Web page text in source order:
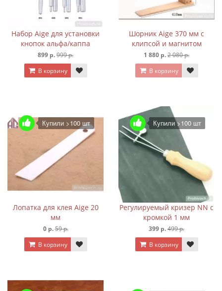
Набор Aige для установки
кнопок альфа/каппа
899 р.999 р.
В корзину
Шорник Aige 370 мм с
клипсой и магнитом
1 880 р.2 080 р.
В корзину
Купили >100 шт
Лопатка для клея Aige 20
мм
0 р.59 р.
В корзину
Купили >100 шт
Регулируемый кризер NN с
кромкой 1 мм
399 р.499 р.
В корзину